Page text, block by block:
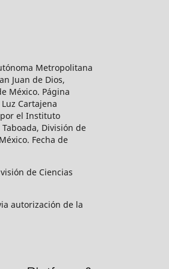
Metropolitana
Juan de Dios,
México. Página
Cartajena
por el Instituto
División de
Fecha de
de Ciencias
autorización de la